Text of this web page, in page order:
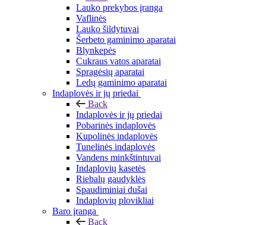
Lauko prekybos įranga
Vaflinės
Lauko šildytuvai
Šerbeto gaminimo aparatai
Blynkepės
Cukraus vatos aparatai
Spragėsių aparatai
Ledų gaminimo aparatai
Indaplovės ir jų priedai
Back
Indaplovės ir jų priedai
Pobarinės indaplovės
Kupolinės indaplovės
Tunelinės indaplovės
Vandens minkštintuvai
Indaplovių kasetės
Riebalų gaudyklės
Spaudiminiai dušai
Indaplovių plovikliai
Baro įranga
Back